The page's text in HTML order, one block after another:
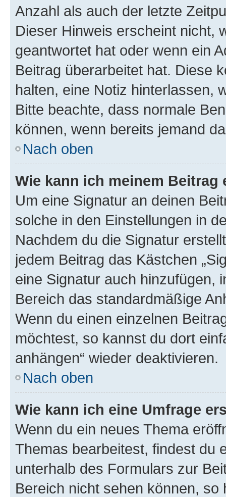
Anzahl als auch der letzte
Dieser Hinweis erscheint nicht,
geantwortet hat oder wenn ein
Beitrag überarbeitet hat. Diese
halten, eine Notiz hinterlassen,
Bitte beachte, dass normale
können, wenn bereits jemand
Nach oben
Wie kann ich meinem
Um eine Signatur an deinen
solche in den Einstellungen in
Nachdem du die Signatur
jedem Beitrag das Kästchen
eine Signatur auch hinzufügen,
Bereich das standardmäßige
Wenn du einen einzelnen
möchtest, so kannst du dort
anhängen“ wieder deaktivieren.
Nach oben
Wie kann ich eine Umfrage
Wenn du ein neues Thema
Themas bearbeitest, findest du
unterhalb des Formulars zur
Bereich nicht sehen können,